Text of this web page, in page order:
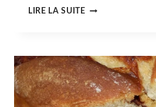
LIRE LA SUITEPAIN
DE
CHOCOLAT